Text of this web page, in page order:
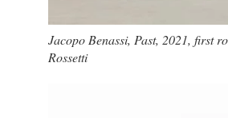
Jacopo Benassi, Past, 2021, first
Rossetti